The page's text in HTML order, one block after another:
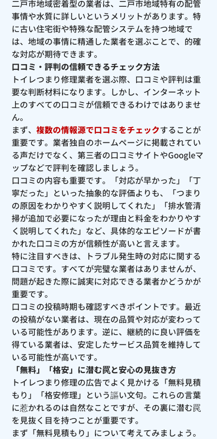
二戸市地域密着型の業者は、二戸市地域特有の配管
事情や水質に詳しいというメリットがあります。特
に古い住宅街や特殊な配管システムを持つ地域で
は、地域の事情に精通した業者を選ぶことで、的確
な対応が期待できます。
口コミ・評判の信頼できるチェック方法
トイレつまり修理業者を選ぶ際、口コミや評判は重
要な判断材料になります。しかし、インターネット
上のすべての口コミが信頼できるわけではありませ
ん。
まず、 複数の情報源で口コミをチェックすることが
重要です。業者独自のホームページに掲載されてい
る声だけでなく、第三者の口コミサイトやGoogleマ
ップなどで評判を確認しましょう。
口コミの内容も重要です。「対応が早かった」「丁
寧だった」といった抽象的な評価よりも、「つまり
の原因をわかりやすく説明してくれた」「排水管清
掃が追加で必要になったが理由と料金をわかりやす
く説明してくれた」など、具体的なエピソードが書
かれた口コミの方が信頼性が高いと言えます。
特に注目すべきは、トラブル発生時の対応に関する
口コミです。すべてが完璧な業者はありませんが、
問題が起きた際に誠実に対応できる業者かどうかが
重要です。
口コミの投稿時期も確認すべきポイントです。最近
の投稿がない業者は、現在の品質や対応が変わって
いる可能性があります。逆に、継続的に良い評価を
得ている業者は、安定したサービス品質を維持して
いる可能性が高いです。
「無料」「格安」に潜む罠と安心の見抜き方
トイレつまり修理の広告でよく見かける「無料見積
もり」「格安修理」という謳い文句。これらの言葉
に惹かれるのは自然なことですが、その裏に潜む罠
を見抜く目を持つことが重要です。
まず「無料見積もり」について考えてみましょう。